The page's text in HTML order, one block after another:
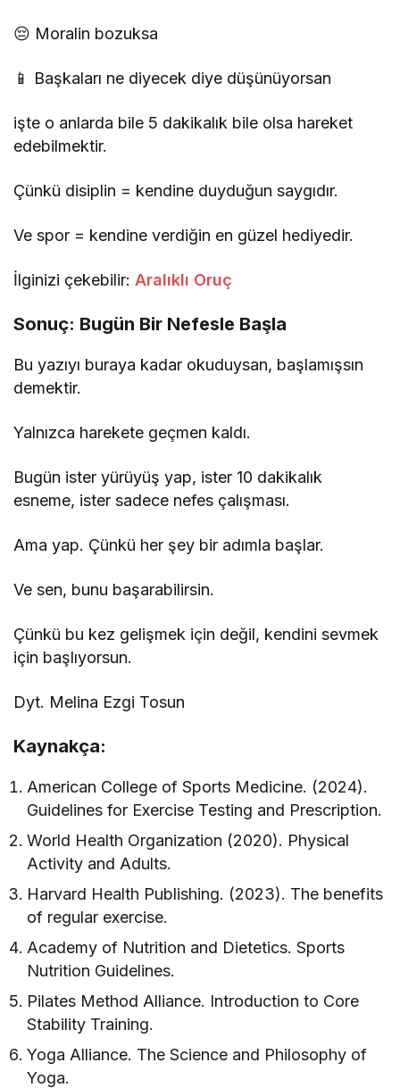
😔 Moralin bozuksa
📱 Başkaları ne diyecek diye düşünüyorsan
işte o anlarda bile 5 dakikalık bile olsa hareket
edebilmektir.
Çünkü disiplin = kendine duyduğun saygıdır.
Ve spor = kendine verdiğin en güzel hediyedir.
İlginizi çekebilir:Aralıklı Oruç
Sonuç: Bugün Bir Nefesle Başla
Bu yazıyı buraya kadar okuduysan, başlamışsın
demektir.
Yalnızca harekete geçmen kaldı.
Bugün ister yürüyüş yap, ister 10 dakikalık
esneme, ister sadece nefes çalışması.
Ama yap. Çünkü her şey bir adımla başlar.
Ve sen, bunu başarabilirsin.
Çünkü bu kez gelişmek için değil, kendini sevmek
için başlıyorsun.
Dyt. Melina Ezgi Tosun
Kaynakça:
American College of Sports Medicine. (2024).
Guidelines for Exercise Testing and Prescription.
World Health Organization (2020). Physical
Activity and Adults.
Harvard Health Publishing. (2023). The benefits
of regular exercise.
Academy of Nutrition and Dietetics. Sports
Nutrition Guidelines.
Pilates Method Alliance. Introduction to Core
Stability Training.
Yoga Alliance. The Science and Philosophy of
Yoga.